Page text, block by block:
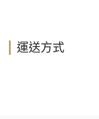
運送方式